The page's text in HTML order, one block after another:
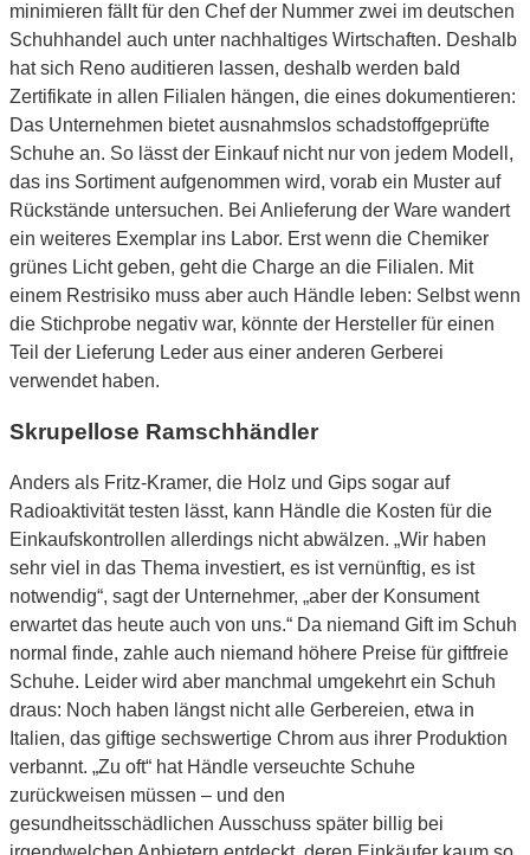
minimieren fällt für den Chef der Nummer zwei im deutschen
Schuhhandel auch unter nachhaltiges Wirtschaften. Deshalb
hat sich Reno auditieren lassen, deshalb werden bald
Zertifikate in allen Filialen hängen, die eines dokumentieren:
Das Unternehmen bietet ausnahmslos schadstoffgeprüfte
Schuhe an. So lässt der Einkauf nicht nur von jedem Modell,
das ins Sortiment aufgenommen wird, vorab ein Muster auf
Rückstände untersuchen. Bei Anlieferung der Ware wandert
ein weiteres Exemplar ins Labor. Erst wenn die Chemiker
grünes Licht geben, geht die Charge an die Filialen. Mit
einem Restrisiko muss aber auch Händle leben: Selbst wenn
die Stichprobe negativ war, könnte der Hersteller für einen
Teil der Lieferung Leder aus einer anderen Gerberei
verwendet haben.
Skrupellose Ramschhändler
Anders als Fritz-Kramer, die Holz und Gips sogar auf
Radioaktivität testen lässt, kann Händle die Kosten für die
Einkaufskontrollen allerdings nicht abwälzen. „Wir haben
sehr viel in das Thema investiert, es ist vernünftig, es ist
notwendig“, sagt der Unternehmer, „aber der Konsument
erwartet das heute auch von uns.“ Da niemand Gift im Schuh
normal finde, zahle auch niemand höhere Preise für giftfreie
Schuhe. Leider wird aber manchmal umgekehrt ein Schuh
draus: Noch haben längst nicht alle Gerbereien, etwa in
Italien, das giftige sechswertige Chrom aus ihrer Produktion
verbannt. „Zu oft“ hat Händle verseuchte Schuhe
zurückweisen müssen – und den
gesundheitsschädlichen Ausschuss später billig bei